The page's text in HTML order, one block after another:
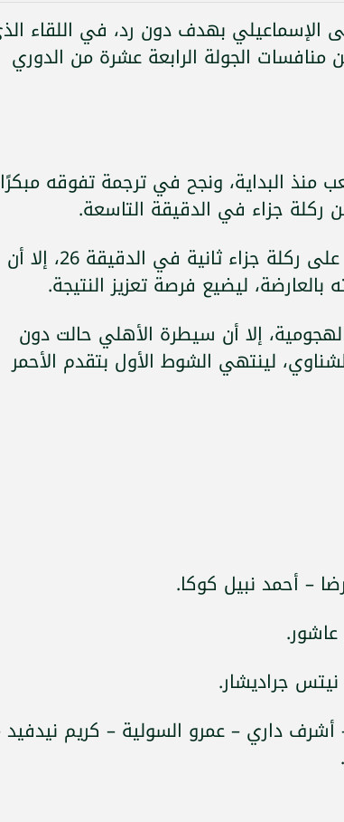
الإسماعيلي بهدف دون رد، في اللقاء
منافسات الجولة الرابعة عشرة من الدوري
منذ البداية، ونجح في ترجمة تفوقه مبكرًا
جزاء في الدقيقة التاسعة.
واصل الفريق الأحمر ضغطه الهجومي، وتحصل على ركلة جزاء ثانية في الدقيقة 26، إلا أن
ليضيع فرصة تعزيز النتيجة.
إلا أن سيطرة الأهلي حالت دون
لينتهي الشوط الأول بتقدم الأحمر
– أحمد نبيل كوكا.
جراديشار.
أشرف داري – عمرو السولية – كريم